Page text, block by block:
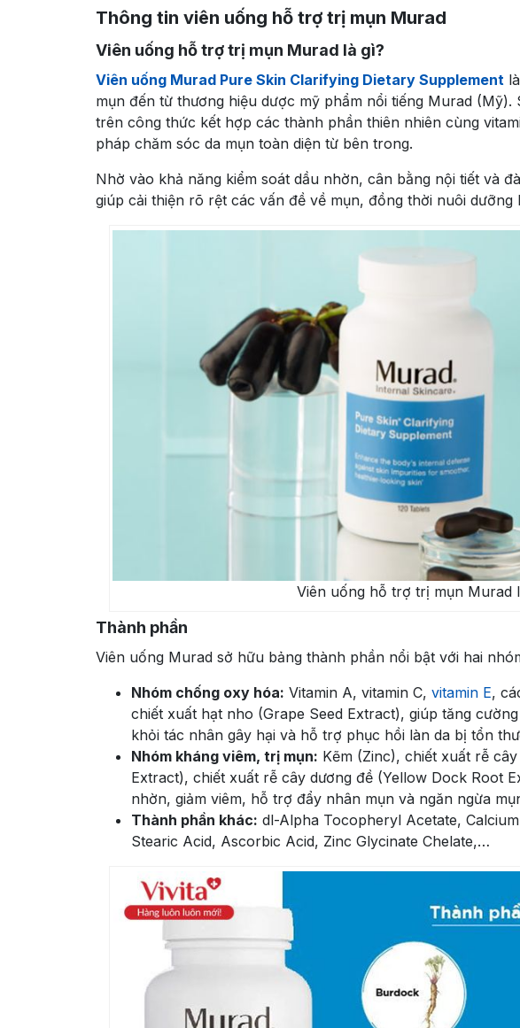
Thông tin viên uống hỗ trợ trị mụn Murad
Viên uống hỗ trợ trị mụn Murad là gì?
Viên uống Murad Pure Skin Clarifying Dietary Supplement
mụn đến từ thương hiệu dược mỹ phẩm nổi tiếng Murad
trên công thức kết hợp các thành phần thiên nhiên cùng
pháp chăm sóc da mụn toàn diện từ bên trong.
Nhờ vào khả năng kiểm soát dầu nhờn, cân bằng nội tiết và
giúp cải thiện rõ rệt các vấn đề về mụn, đồng thời nuôi dưỡng
Viên uống hỗ trợ trị mụn Murad
Thành phần
Viên uống Murad sở hữu bảng thành phần nổi bật với hai
Nhóm chống oxy hóa: Vitamin A, vitamin C, vitamin E,
chiết xuất hạt nho (Grape Seed Extract), giúp tăng
khỏi tác nhân gây hại và hỗ trợ phục hồi làn da bị tổn
Nhóm kháng viêm, trị mụn: Kẽm (Zinc), chiết xuất rễ
Extract), chiết xuất rễ cây dương đề (Yellow Dock Root
nhờn, giảm viêm, hỗ trợ đẩy nhân mụn và ngăn ngừa
Thành phần khác: dl-Alpha Tocopheryl Acetate,
Stearic Acid, Ascorbic Acid, Zinc Glycinate Chelate,…